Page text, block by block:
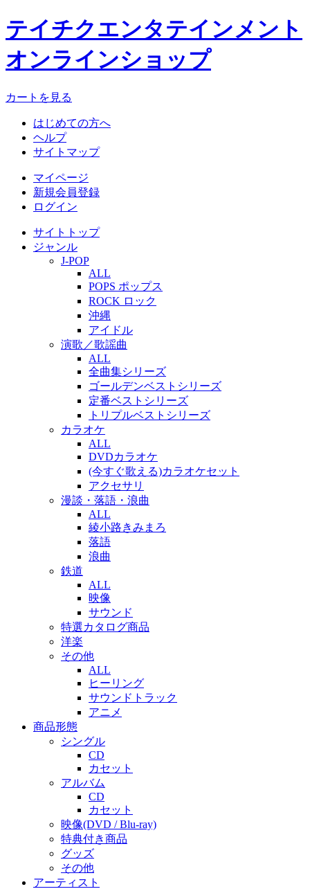
テイチクエンタテインメント
オンラインショップ
カートを見る
はじめての方へ
ヘルプ
サイトマップ
マイページ
新規会員登録
ログイン
サイトトップ
ジャンル
J-POP
ALL
POPS ポップス
ROCK ロック
沖縄
アイドル
演歌／歌謡曲
ALL
全曲集シリーズ
ゴールデンベストシリーズ
定番ベストシリーズ
トリプルベストシリーズ
カラオケ
ALL
DVDカラオケ
(今すぐ歌える)カラオケセット
アクセサリ
漫談・落語・浪曲
ALL
綾小路きみまろ
落語
浪曲
鉄道
ALL
映像
サウンド
特選カタログ商品
洋楽
その他
ALL
ヒーリング
サウンドトラック
アニメ
商品形態
シングル
CD
カセット
アルバム
CD
カセット
映像(DVD / Blu-ray)
特典付き商品
グッズ
その他
アーティスト